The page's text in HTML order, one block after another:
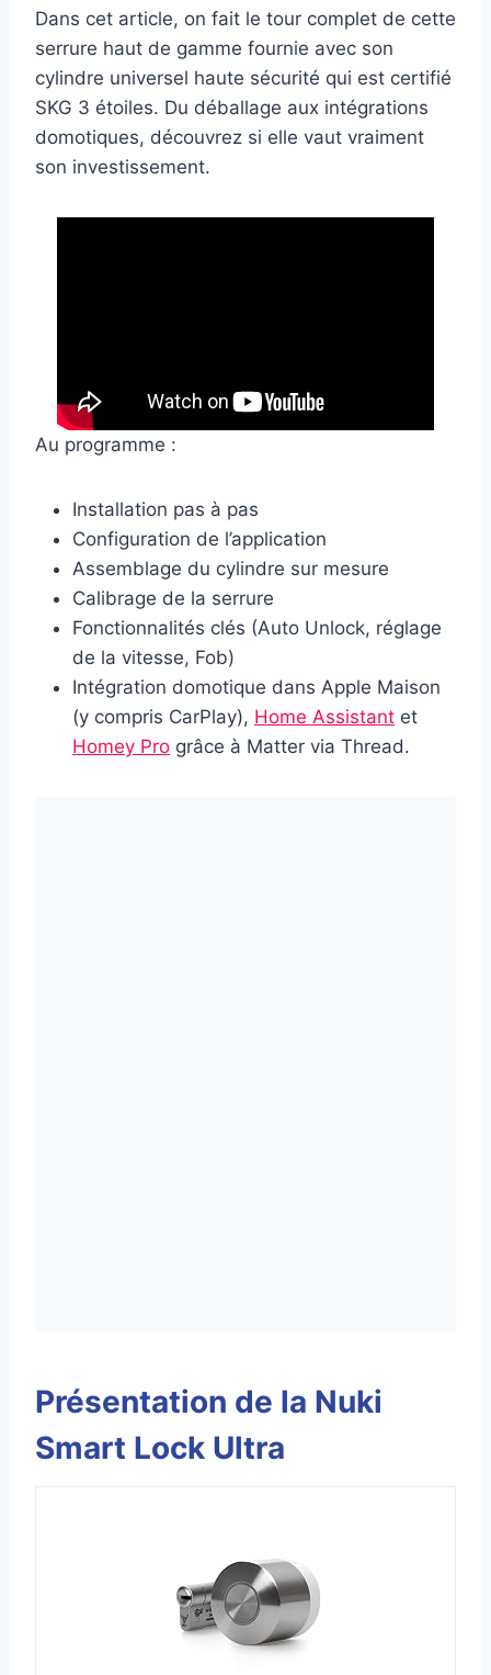
Dans cet article, on fait le tour complet de cette
serrure haut de gamme fournie avec son
cylindre universel haute sécurité qui est certifié
SKG 3 étoiles. Du déballage aux intégrations
domotiques, découvrez si elle vaut vraiment
son investissement.
Au programme :
Installation pas à pas
Configuration de l’application
Assemblage du cylindre sur mesure
Calibrage de la serrure
Fonctionnalités clés (Auto Unlock, réglage
de la vitesse, Fob)
Intégration domotique dans Apple Maison
(y compris CarPlay), Home Assistant et
Homey Pro grâce à Matter via Thread.
Présentation de la Nuki
Smart Lock Ultra